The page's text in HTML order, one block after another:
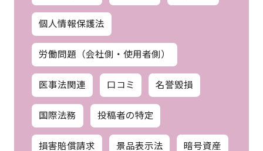
個人情報保護法
労働問題（会社側・使用者側）
医事法関連 口コミ 名誉毀損
国際法務 投稿者の特定
損害賠償請求 景品表示法 暗号資産